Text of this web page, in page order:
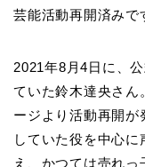
芸能活動再開済みで
2021年8月4日に、
ていた鈴木達央さん
ージより活動再開が
していた役を中心
え、かつては売れ